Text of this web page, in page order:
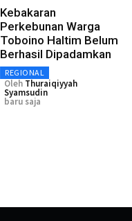
Kebakaran
Perkebunan Warga
Toboino Haltim Belum
Berhasil Dipadamkan
REGIONAL
Oleh Thuraiqiyyah
Syamsudin
baru saja